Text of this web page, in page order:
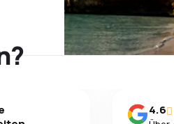
4.6